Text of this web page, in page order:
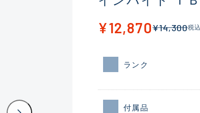
¥12,870¥14,300税込
ランク
付属品